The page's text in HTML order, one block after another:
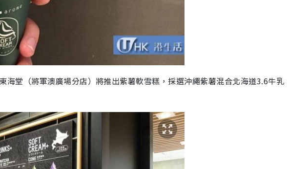
海堂（將軍澳廣場分店）將推出紫薯軟雪糕，採選沖繩紫薯混合北海道3.6牛乳